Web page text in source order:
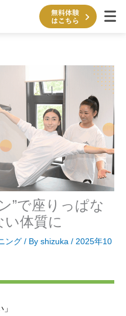
”で座りっぱな
い体質に
ング / By shizuka / 2025年10